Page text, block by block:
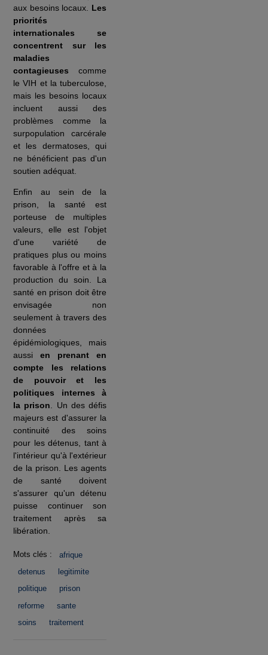
aux besoins locaux. Les
priorités
internationales se
concentrent sur les
maladies
contagieuses comme
le VIH et la tuberculose,
mais les besoins locaux
incluent aussi des
problèmes comme la
surpopulation carcérale
et les dermatoses, qui
ne bénéficient pas d'un
soutien adéquat.
Enfin au sein de la
prison, la santé est
porteuse de multiples
valeurs, elle est l'objet
d'une variété de
pratiques plus ou moins
favorable à l'offre et à la
production du soin. La
santé en prison doit être
envisagée non
seulement à travers des
données
épidémiologiques, mais
aussi en prenant en
compte les relations
de pouvoir et les
politiques internes à
la prison. Un des défis
majeurs est d'assurer la
continuité des soins
pour les détenus, tant à
l'intérieur qu'à l'extérieur
de la prison. Les agents
de santé doivent
s'assurer qu'un détenu
puisse continuer son
traitement après sa
libération.
Mots clés :
afrique
detenus
legitimite
politique
prison
reforme
sante
soins
traitement